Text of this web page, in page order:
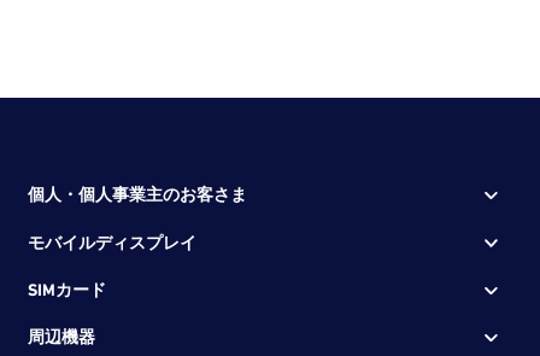
個人・個人事業主のお客さま
モバイルディスプレイ
SIMカード
周辺機器